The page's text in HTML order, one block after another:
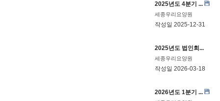
2025년도 4분기 ...
세종우리요양원
작성일 2025-12-31
2025년도 법인회...
세종우리요양원
작성일 2026-03-18
2026년도 1분기 ...